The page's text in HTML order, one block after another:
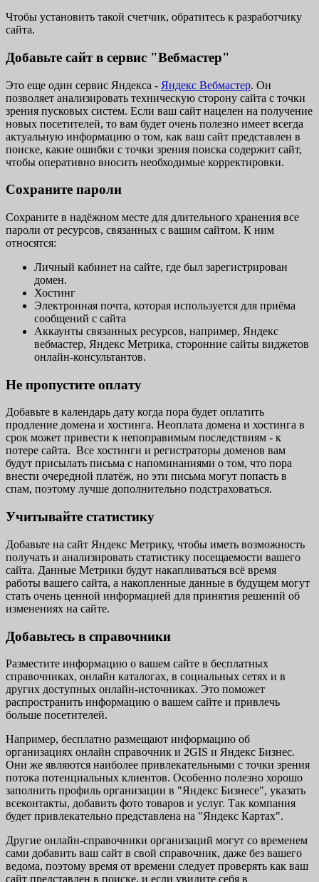
Чтобы установить такой счетчик, обратитесь к разработчику
сайта.
Добавьте сайт в сервис "Вебмастер"
Это еще один сервис Яндекса - Яндекс Вебмастер. Он
позволяет анализировать техническую сторону сайта с точки
зрения пусковых систем. Если ваш сайт нацелен на получение
новых посетителей, то вам будет очень полезно имеет всегда
актуальную информацию о том, как ваш сайт представлен в
поиске, какие ошибки с точки зрения поиска содержит сайт,
чтобы оперативно вносить необходимые корректировки.
Сохраните пароли
Сохраните в надёжном месте для длительного хранения все
пароли от ресурсов, связанных с вашим сайтом. К ним
относятся:
Личный кабинет на сайте, где был зарегистрирован
домен.
Хостинг
Электронная почта, которая используется для приёма
сообщений с сайта
Аккаунты связанных ресурсов, например, Яндекс
вебмастер, Яндекс Метрика, сторонние сайты виджетов
онлайн-консультантов.
Не пропустите оплату
Добавьте в календарь дату когда пора будет оплатить
продление домена и хостинга. Неоплата домена и хостинга в
срок может привести к непоправимым последствиям - к
потере сайта. Все хостинги и регистраторы доменов вам
будут присылать письма с напоминаниями о том, что пора
внести очередной платёж, но эти письма могут попасть в
спам, поэтому лучше дополнительно подстраховаться.
Учитывайте статистику
Добавьте на сайт Яндекс Метрику, чтобы иметь возможность
получать и анализировать статистику посещаемости вашего
сайта. Данные Метрики будут накапливаться всё время
работы вашего сайта, а накопленные данные в будущем могут
стать очень ценной информацией для принятия решений об
изменениях на сайте.
Добавьтесь в справочники
Разместите информацию о вашем сайте в бесплатных
справочниках, онлайн каталогах, в социальных сетях и в
других доступных онлайн-источниках. Это поможет
распространить информацию о вашем сайте и привлечь
больше посетителей.
Например, бесплатно размещают информацию об
организациях онлайн справочник и 2GIS и Яндекс Бизнес.
Они же являются наиболее привлекательными с точки зрения
потока потенциальных клиентов. Особенно полезно хорошо
заполнить профиль организации в "Яндекс Бизнесе", указать
всеконтакты, добавить фото товаров и услуг. Так компания
будет привлекательно представлена на "Яндекс Картах".
Другие онлайн-справочники организаций могут со временем
сами добавить ваш сайт в свой справочник, даже без вашего
ведома, поэтому время от времени следует проверять как ваш
сайт представлен в поиске, и если увидите себя в